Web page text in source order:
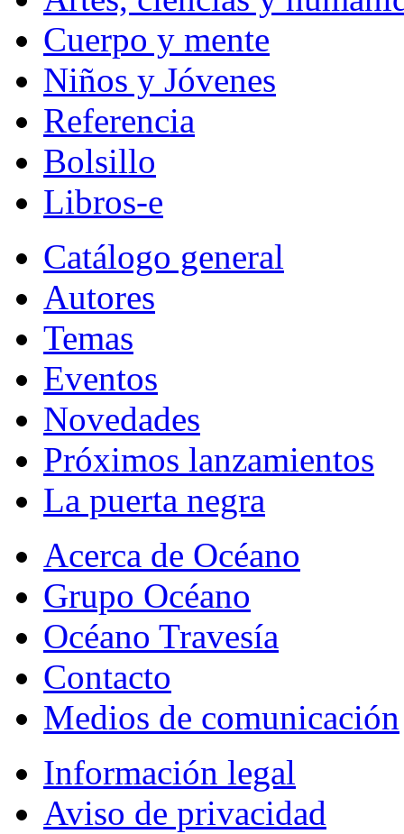
Cuerpo y mente
Niños y Jóvenes
Referencia
Bolsillo
Libros-e
Catálogo general
Autores
Temas
Eventos
Novedades
Próximos lanzamientos
La puerta negra
Acerca de Océano
Grupo Océano
Océano Travesía
Contacto
Medios de comunicación
Información legal
Aviso de privacidad